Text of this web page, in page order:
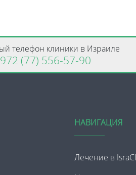
телефон клиники в Израиле
(77) 556-57-90
НАВИГАЦИЯ
Лечение в